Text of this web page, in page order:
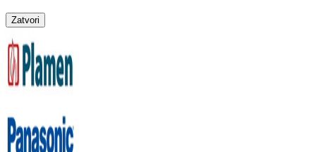
Zatvori